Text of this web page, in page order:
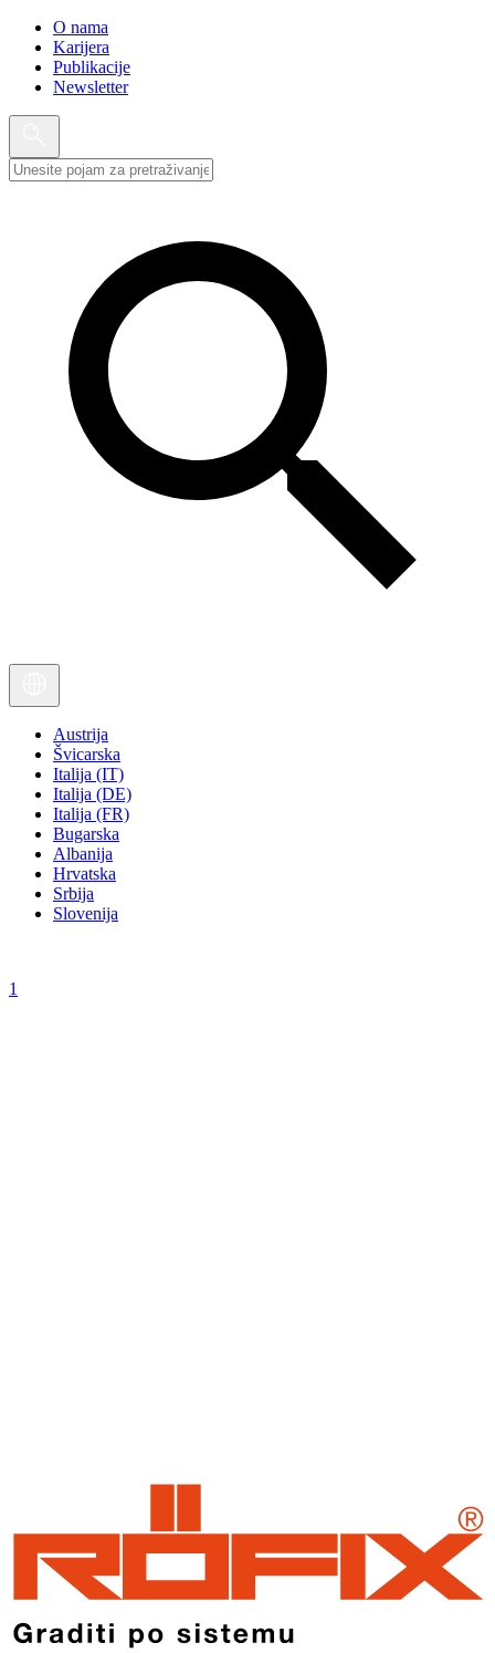
O nama
Karijera
Publikacije
Newsletter
Austrija
Švicarska
Italija (IT)
Italija (DE)
Italija (FR)
Bugarska
Albanija
Hrvatska
Srbija
Slovenija
1